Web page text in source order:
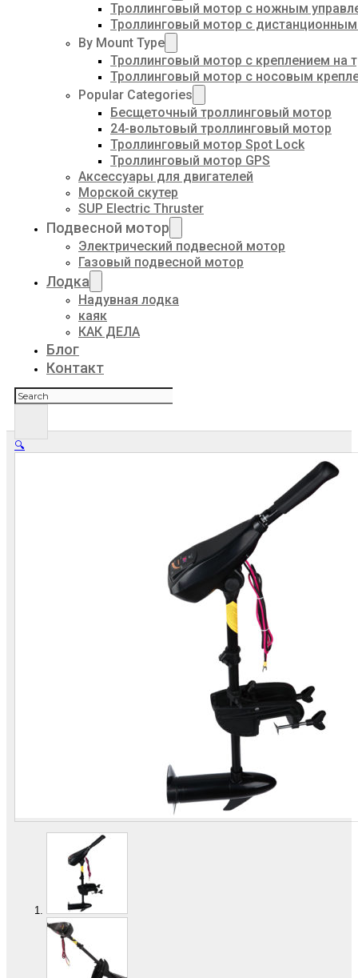
Троллинговый мотор с ножным
Троллинговый мотор с
By Mount Type
Троллинговый мотор с креплением на
Троллинговый мотор с носовым
Popular Categories
Бесщеточный троллинговый мотор
24-вольтовый троллинговый мотор
Троллинговый мотор Spot Lock
Троллинговый мотор GPS
Аксессуары для двигателей
Морской скутер
SUP Electric Thruster
Подвесной мотор
Электрический подвесной мотор
Газовый подвесной мотор
Лодка
Надувная лодка
каяк
КАК ДЕЛА
Блог
Контакт
Поиск
🔍